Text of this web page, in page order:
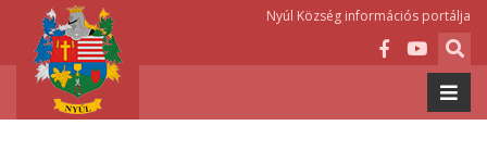
Nyúl Község információs portálja